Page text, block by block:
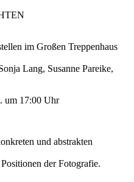
im Großen Treppenhaus
Lang, Susanne Pareike,
um 17:00 Uhr
und abstrakten
der Fotografie.